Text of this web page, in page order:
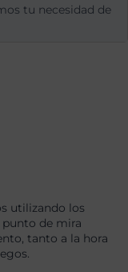
tu necesidad de
utilizando los
de mira
tanto a la hora